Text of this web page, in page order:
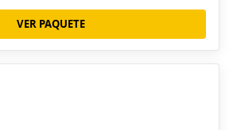
VER PAQUETE